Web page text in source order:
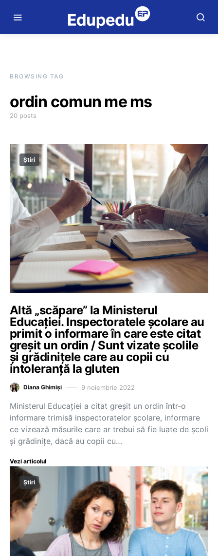
BROWSING TAG
ordin comun me ms
20 posts
Știri
Altă „scăpare” la Ministerul
Educației. Inspectoratele școlare au
primit o informare în care este citat
greșit un ordin / Sunt vizate școlile
și grădinițele care au copii cu
intoleranță la gluten
Diana Ghimiși 9 noiembrie 2022
Ministerul Educației a citat greșit un ordin într-o
informare trimisă inspectoratelor școlare, informare
ce vizează măsurile care ar trebui să fie luate de școli
și grădinițe, dacă au copii cu…
Vezi articolul
Știri